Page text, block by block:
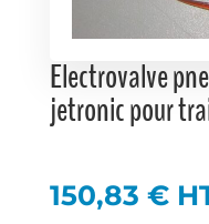
Electrovalve
jetronic pour
150,83 €